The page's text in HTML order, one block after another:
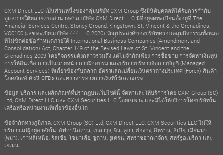
CXM Direct LLC เป็นส่วนหนึ่งของกลุ่มบริษัท CXM Group ซึ่งมีนิติบุคคลที่ได้รับการกำกับ
ดูแลภายใต้หลายเขตอำนาจศาล บริษัท CXM Direct LLC มีที่อยู่จดทะเบียนตั้งอยู่ที่ The
Financial Services Centre, Stoney Ground, Kingstown, St. Vincent & the Grenadines,
VC0100 (เลขทะเบียนบริษัท 444 LLC 2020) วัตถุประสงค์ของบริษัทครอบคลุมกิจกรรมทั้งหมด
ที่ไม่ขัดต่อข้อกำหนดภายใต้ International Business Companies (Amendment and
Consolidation) Act, Chapter 149 of the Revised Laws of St. Vincent and the
Grenadines 2009 โดยกิจกรรมดังกล่าวรวมถึง แต่ไม่จำกัดเพียง การซื้อขาย การจัดหาเงินทุน
การให้สินเชื่อ การเป็นนายหน้า การฝึกอบรม และบริการบริหารจัดการบัญชี (Managed
Account Services) ที่เกี่ยวข้องกับตลาด อัตราแลกเปลี่ยนเงินตราต่างประเทศ (Forex) สินค้า
โภคภัณฑ์ ดัชนี CFDs และตราสารทางการเงินที่ใช้เลเวอเรจ
ข้อมูล บริการ และผลิตภัณฑ์ที่ปรากฏบนเว็บไซต์นี้ จัดหาและให้บริการโดย CXM Group (SC)
Ltd, CXM Direct LLC และ CXM Securities LLC โดยเฉพาะ และมิได้ให้บริการโดยบริษัทใน
เครือหรือหน่วยงานที่เกี่ยวข้องอื่นใด
ข้อจำกัดทางภูมิภาค: CXM Group (SC) Ltd, CXM Direct LLC, CXM Securities LLC ไม่ให้
บริการแก่ผู้อยู่อาศัยใน: อัฟกานิสถาน, เบลารุส, จีน, คูบา, ฮ่องกง, อิหร่าน, ลิเบีย, เมียนมา
(พม่า), เกาหลีเหนือ, รัสเซีย, โซมาเลีย, ซูดาน, ยูเครน, สหราชอาณาจักร, สหรัฐอเมริกา และ
เยเมน.